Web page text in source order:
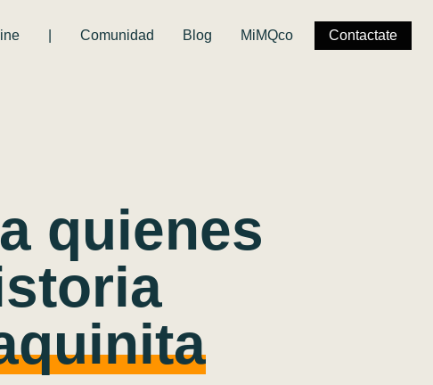
Comunidad Blog MiMQco Contactate
quienes